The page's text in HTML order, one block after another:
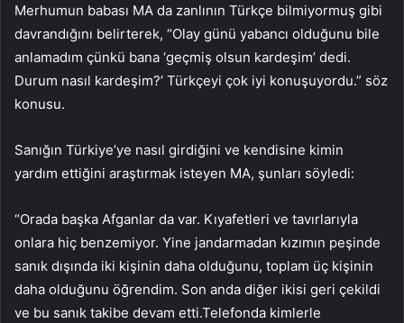
Merhumun babası MA da zanlının Türkçe bilmiyormuş gibi
davrandığını belirterek, “Olay günü yabancı olduğunu bile
anlamadım çünkü bana ‘geçmiş olsun kardeşim’ dedi.
Durum nasıl kardeşim?’ Türkçeyi çok iyi konuşuyordu.” söz
konusu.
Sanığın Türkiye’ye nasıl girdiğini ve kendisine kimin
yardım ettiğini araştırmak isteyen MA, şunları söyledi:
“Orada başka Afganlar da var. Kıyafetleri ve tavırlarıyla
onlara hiç benzemiyor. Yine jandarmadan kızımın peşinde
sanık dışında iki kişinin daha olduğunu, toplam üç kişinin
daha olduğunu öğrendim. Son anda diğer ikisi geri çekildi
ve bu sanık takibe devam etti.Telefonda kimlerle